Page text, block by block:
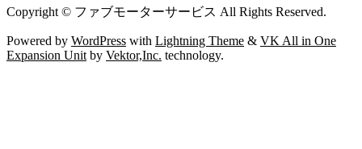
Copyright © ファブモーターサービス All Rights Reserved.
Powered by WordPress with Lightning Theme & VK All in One
Expansion Unit by Vektor,Inc. technology.